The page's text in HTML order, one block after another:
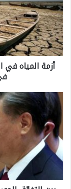
م
ة
ا
ل
ا
ه
ف
ي
ع
ن
ا
ل